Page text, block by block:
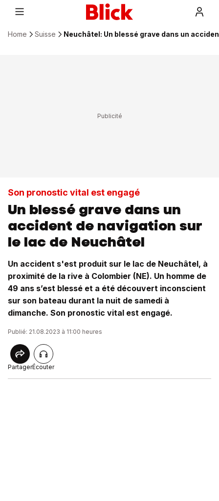
Home Suisse Neuchâtel: Un blessé grave dans un
Son pronostic vital est engagé
Un blessé grave dans un
accident de navigation sur
le lac de Neuchâtel
Un accident s'est produit sur le lac de Neuchâtel, à
proximité de la rive à Colombier (NE). Un homme de
49 ans s’est blessé et a été découvert inconscient
sur son bateau durant la nuit de samedi à
dimanche. Son pronostic vital est engagé.
Publié: 21.08.2023 à 11:00 heures
PartagerÉcouter